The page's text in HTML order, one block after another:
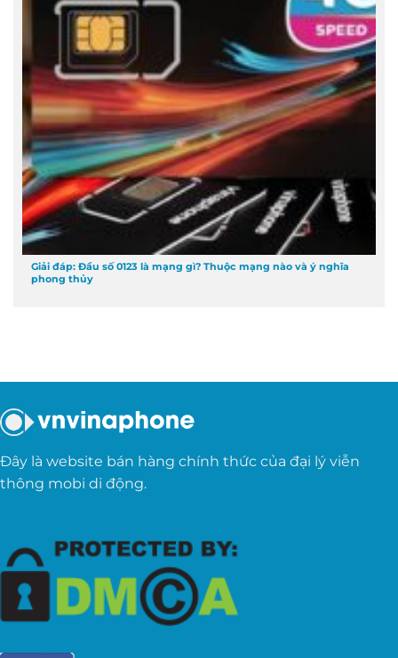
Giải đáp: Đầu số 0123 là mạng gì? Thuộc mạng nào và ý nghĩa
phong thủy
Đây là website bán hàng chính thức của đại lý viễn
thông mobi di động.